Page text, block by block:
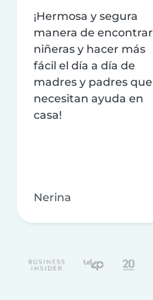
¡Hermosa y segura
manera de encontrar
niñeras y hacer más
fácil el día a día de
madres y padres que
necesitan ayuda en
casa!
Nerina